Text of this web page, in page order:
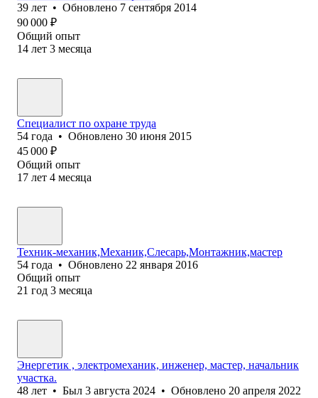
39 лет • Обновлено 7 сентября 2014
90 000 ₽
Общий опыт
14 лет 3 месяца
Специалист по охране труда
54 года • Обновлено 30 июня 2015
45 000 ₽
Общий опыт
17 лет 4 месяца
Техник-механик,Механик,Слесарь,Монтажник,мастер
54 года • Обновлено 22 января 2016
Общий опыт
21 год 3 месяца
Энергетик , электромеханик, инженер, мастер, начальник
участка.
48 лет • Был 3 августа 2024 • Обновлено 20 апреля 2022